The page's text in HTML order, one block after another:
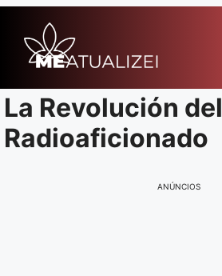
para
La Revolución del
Radioaficionado
ANÚNCIOS